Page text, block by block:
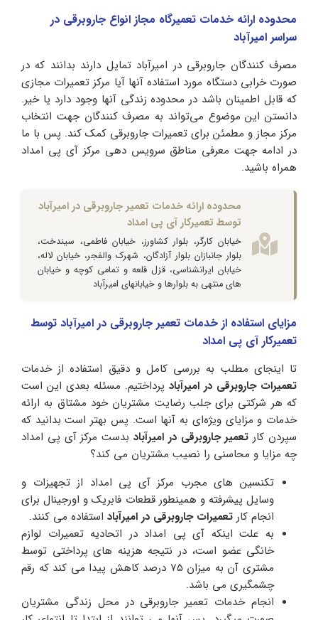
محدوده ارائه خدمات تعمیرگاه مجاز انواع جاروبرقی در
سراسر امیرآباد
مصرف کنندگان جاروبرقی در امیرآباد تمایل دارند بدانند که در
صورت خرابی دستگاه مورد استفاده آنها آیا مرکز تعمیرات مجازی
که قابل اطمینان باشد در محدوده زندگی آنها وجود دارد یا خیر.
دانستن این موضوع می‌تواند به مصرف کنندگان جهت انتخاب
مرکز مجاز و مطمئن برای تعمیرات جاروبرقی کمک کند. پس با ما
در ادامه جهت معرفی مناطق سرویس دهی مرکز آی پی امداد
همراه باشید.
محدوده ارائه خدمات تعمیر جاروبرقی در امیرآباد
توسط تعمیرکار آی پی امداد
خیابان کارگر، بلوار کشاورز، خیابان فاطمی، سیندخت،
بلوار جانبازان بلوار آزادگان، شهرک والفجر، خیابان لاله،
خیابان ایرانشناسی، قزل قلعه و تمامی کوچه و خیابان
های منتهی به بلوارها و خیابانهای امیرآباد
مزایای استفاده از خدمات تعمیر جاروبرقی در امیرآباد توسط
تعمیرکار آی پی امداد
تا اینجای مطلب به بررسی کامل و دقیق استفاده از خدمات
تعمیرات جاروبرقی در امیرآباد پرداختیم. مسئله بعدی این است
که هر شرکتی برای جلب رضایت مشتریان خود مشتاق به ارائه
خدمات و مزایای ویژه‌ای به آنها است. پس بهتر است بدانید که
سپردن کار تعمیر جاروبرقی در امیرآباد بدست مرکز آی پی امداد
چه مزایا و محاسنی را نصیب مشتریان می کند؟
تکنسین های مجرب مرکز آی پی امداد از تجهیزات و
وسایل پیشرفته و همینطور قطعات فابریک و اورجینال برای
انجام کار تعمیرات جاروبرقی در امیرآباد استفاده می کنند.
به علت اینکه آی پی امداد در اتحادیه تعمیرات لوازم
خانگی عضو است، در نتیجه هزینه های پرداختی توسط
مشتری آن به میزان ۷۵ درصد کاهش پیدا می کند که رقم
چشمگیری می باشد.
انجام خدمات تعمیر جاروبرقی در محل زندگی مشتریان